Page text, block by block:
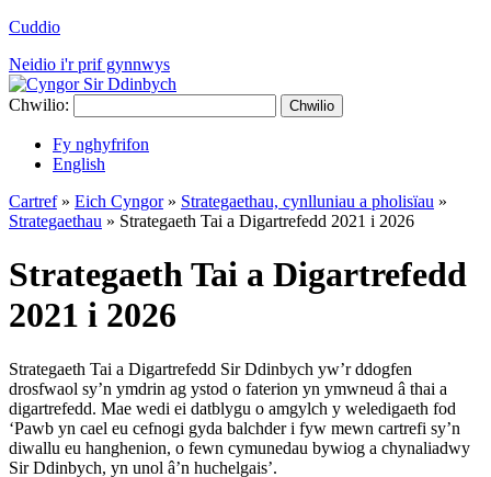
Cuddio
Neidio i'r prif gynnwys
Chwilio: Chwilio
Fy nghyfrifon
English
Cartref» Eich Cyngor» Strategaethau, cynlluniau a pholisïau »
Strategaethau » Strategaeth Tai a Digartrefedd 2021 i 2026
Strategaeth Tai a Digartrefedd
2021 i 2026
Strategaeth Tai a Digartrefedd Sir Ddinbych yw’r ddogfen
drosfwaol sy’n ymdrin ag ystod o faterion yn ymwneud â thai a
digartrefedd. Mae wedi ei datblygu o amgylch y weledigaeth fod
‘Pawb yn cael eu cefnogi gyda balchder i fyw mewn cartrefi sy’n
diwallu eu hanghenion, o fewn cymunedau bywiog a chynaliadwy
Sir Ddinbych, yn unol â’n huchelgais’.